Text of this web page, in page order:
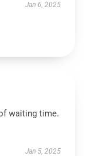
Jan 6, 2025
waiting time.
Jan 5, 2025